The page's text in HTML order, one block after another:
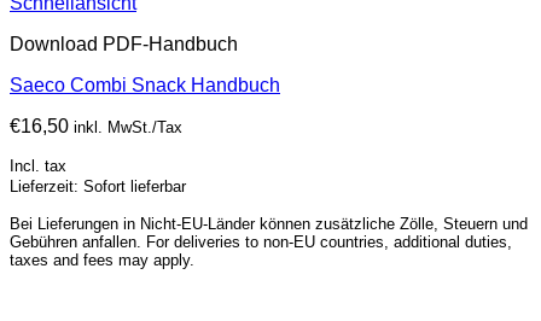
Download PDF-Handbuch
Saeco Combi Snack Handbuch
€16,50 inkl. MwSt./Tax
Incl. tax
Lieferzeit: Sofort lieferbar
Bei Lieferungen in Nicht-EU-Länder können zusätzliche Zölle, Steuern und
Gebühren anfallen. For deliveries to non-EU countries, additional duties,
taxes and fees may apply.